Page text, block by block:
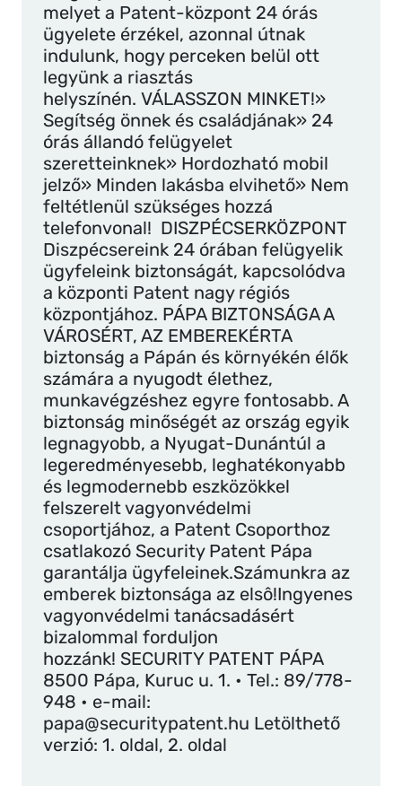
melyet a Patent-központ 24 órás
ügyelete érzékel, azonnal útnak
indulunk, hogy perceken belül ott
legyünk a riasztás
helyszínén. VÁLASSZON MINKET!»
Segítség önnek és családjának» 24
órás állandó felügyelet
szeretteinknek» Hordozható mobil
jelző» Minden lakásba elvihető» Nem
feltétlenül szükséges hozzá
telefonvonal! DISZPÉCSERKÖZPONT
Diszpécsereink 24 órában felügyelik
ügyfeleink biztonságát, kapcsolódva
a központi Patent nagy régiós
központjához. PÁPA BIZTONSÁGA A
VÁROSÉRT, AZ EMBEREKÉRTA
biztonság a Pápán és környékén élők
számára a nyugodt élethez,
munkavégzéshez egyre fontosabb. A
biztonság minőségét az ország egyik
legnagyobb, a Nyugat-Dunántúl a
legeredményesebb, leghatékonyabb
és legmodernebb eszközökkel
felszerelt vagyonvédelmi
csoportjához, a Patent Csoporthoz
csatlakozó Security Patent Pápa
garantálja ügyfeleinek.Számunkra az
emberek biztonsága az elsô!Ingyenes
vagyonvédelmi tanácsadásért
bizalommal forduljon
hozzánk! SECURITY PATENT PÁPA
8500 Pápa, Kuruc u. 1. • Tel.: 89/778-
948 • e-mail:
papa@securitypatent.hu Letölthető
verzió: 1. oldal, 2. oldal